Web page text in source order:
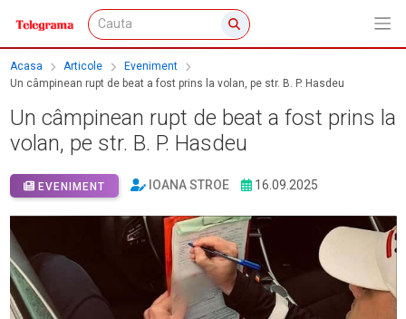
Acasa Articole
Eveniment
Un câmpinean rupt de beat a fost prins la volan, pe str. B. P. Hasdeu
Un câmpinean rupt de beat a fost prins la
volan, pe str. B. P. Hasdeu
EVENIMENT IOANA STROE 16.09.2025